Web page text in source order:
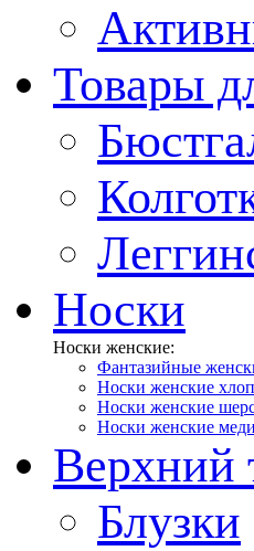
Товары
Носки
Носки женские:
Фантазийные
Носки женские
Носки женские
Носки женские
Верхний
Блузки